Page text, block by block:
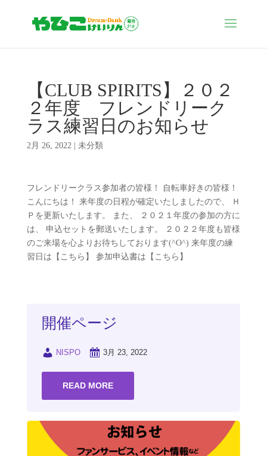
【CLUB SPIRITS】２０２
２年度 フレンドリーク
ラス練習日のお知らせ
2月 26, 2022| 未分類
フレンドリークラス参加者の皆様！ 自転車好きの皆様！
こんにちは！ 来年度の日程が確定いたしましたので、 Ｈ
Ｐを更新いたします。 また、 ２０２１年度の参加の方に
は、 申込セットを郵送いたします。 ２０２２年度も皆様
のご来場を心よりお待ちしております(^O^) 来年度の練
習日は【こちら】 参加申込書は【こちら】
開催ページ
NISPO 3月 23, 2022
READ MORE